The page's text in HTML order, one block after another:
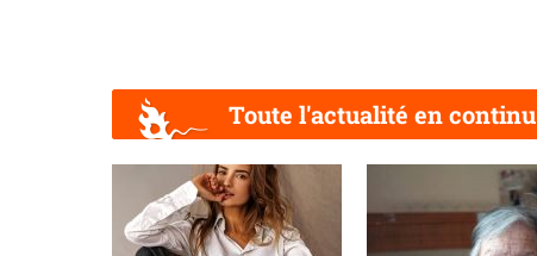
Toute l'actualité en continu
Précédent